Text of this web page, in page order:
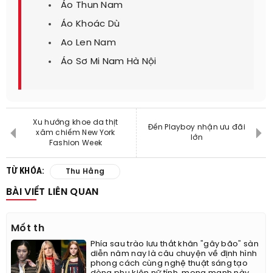
Áo Thun Nam
Áo Khoác Dù
Ao Len Nam
Áo Sơ Mi Nam Hà Nội
Xu hướng khoe da thịt
xâm chiếm New York
Fashion Week
Đến Playboy nhận ưu đãi
lớn
TỪ KHÓA: Thu Hằng
BÀI VIẾT LIÊN QUAN
Mốt th
Phía sau trào lưu thắt khăn "gây bão" sàn
diễn năm nay là câu chuyện về định hình
phong cách cùng nghệ thuật sáng tạo